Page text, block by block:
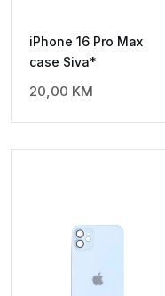
iPhone 16 Pro Max
case Siva*
20,00 KM